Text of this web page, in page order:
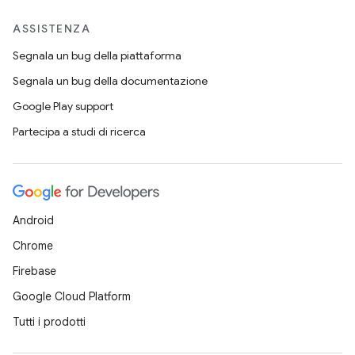
ASSISTENZA
Segnala un bug della piattaforma
Segnala un bug della documentazione
Google Play support
Partecipa a studi di ricerca
Android
Chrome
Firebase
Google Cloud Platform
Tutti i prodotti